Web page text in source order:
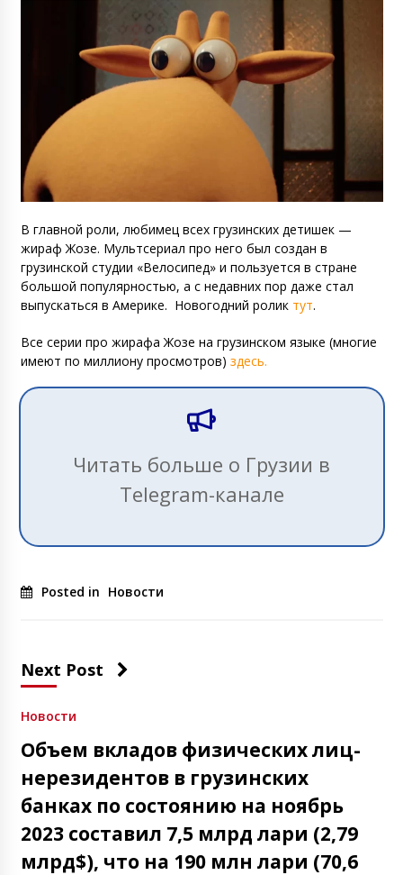
В главной роли, любимец всех грузинских детишек —
жираф Жозе. Мультсериал про него был создан в
грузинской студии «Велосипед» и пользуется в стране
большой популярностью, а с недавних пор даже стал
выпускаться в Америке. Новогодний ролик тут.
Все серии про жирафа Жозе на грузинском языке (многие
имеют по миллиону просмотров) здесь.
Читать больше о Грузии в
Telegram-канале
Posted in Новости
Next Post
Новости
Объем вкладов физических лиц-
нерезидентов в грузинских
банках по состоянию на ноябрь
2023 составил 7,5 млрд лари (2,79
млрд$), что на 190 млн лари (70,6